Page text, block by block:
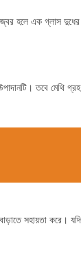
হলে এক গ্লাস দুধের
তবে মেথি
সহায়তা করে।